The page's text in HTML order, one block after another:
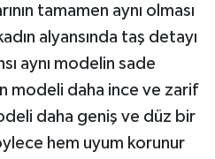
tamamen aynı olması
alyansında taş detayı
aynı modelin sade
modeli daha ince ve zarif
daha geniş ve düz bir
hem uyum korunur